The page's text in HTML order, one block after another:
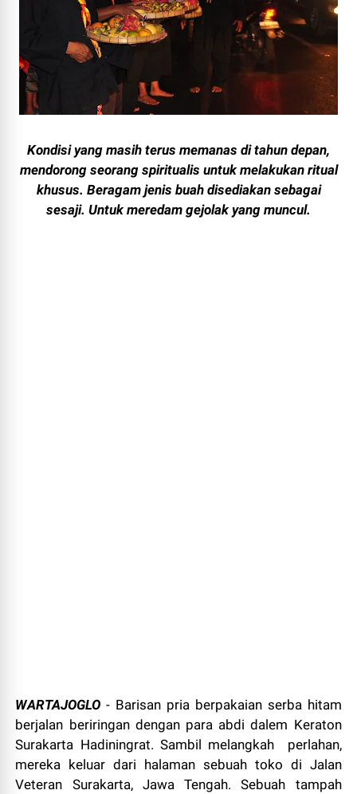
Kondisi yang masih terus memanas di tahun depan,
mendorong seorang spiritualis untuk melakukan ritual
khusus. Beragam jenis buah disediakan sebagai
sesaji. Untuk meredam gejolak yang muncul.
WARTAJOGLO - Barisan pria berpakaian serba hitam
berjalan beriringan dengan para abdi dalem Keraton
Surakarta Hadiningrat. Sambil melangkah perlahan,
mereka keluar dari halaman sebuah toko di Jalan
Veteran Surakarta, Jawa Tengah. Sebuah tampah